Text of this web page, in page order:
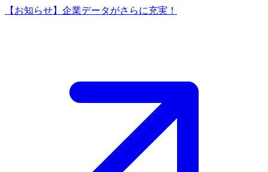
【お知らせ】企業データがさらに充実！